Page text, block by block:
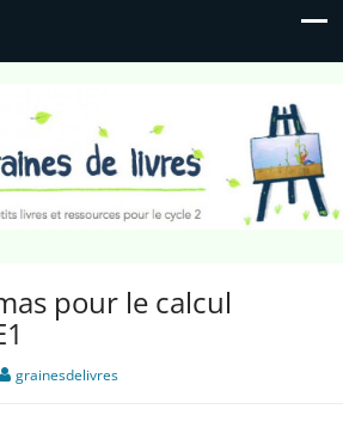
pour le cycle 2
pour le calcul
grainesdelivres